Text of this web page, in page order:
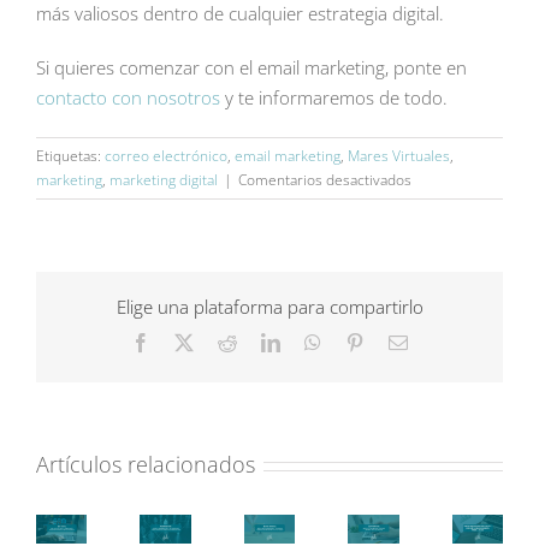
más valiosos dentro de cualquier estrategia digital.
Si quieres comenzar con el email marketing, ponte en
contacto con nosotros y te informaremos de todo.
Etiquetas: correo electrónico, email marketing, Mares Virtuales,
marketing, marketing digital | Comentarios desactivados
El
es
potente
Elige una plataforma para compartirlo
Facebook RedditLinkedInWhatsApp
PinterestCorreo
Artículos relacionados